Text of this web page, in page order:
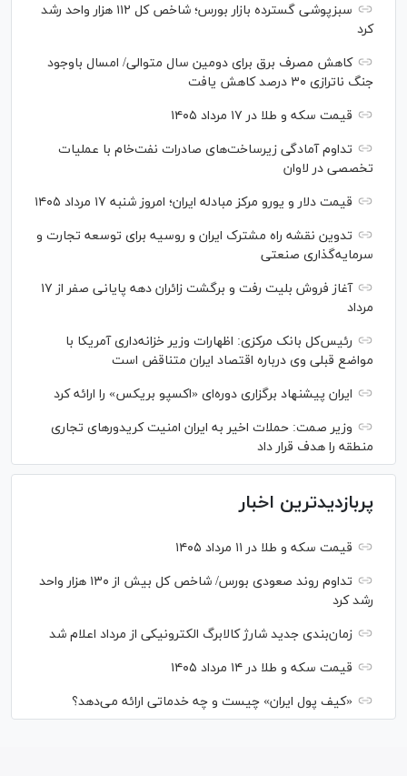
سبزپوشی گسترده بازار بورس؛ شاخص کل ۱۱۲ هزار واحد رشد
کرد
کاهش مصرف برق برای دومین سال متوالی/ امسال باوجود
جنگ ناترازی ۳۰ درصد کاهش یافت
قیمت سکه و طلا در ۱۷ مرداد ۱۴۰۵
تداوم آمادگی زیرساخت‌های صادرات نفت‌خام با عملیات
تخصصی در لاوان
قیمت دلار و یورو مرکز مبادله ایران؛ امروز شنبه ۱۷ مرداد ۱۴۰۵
تدوین نقشه راه مشترک ایران و روسیه برای توسعه تجارت و
سرمایه‌گذاری صنعتی
آغاز فروش بلیت رفت و برگشت زائران دهه پایانی صفر از ۱۷
مرداد
رئیس‌کل بانک مرکزی: اظهارات وزیر خزانه‌داری آمریکا با
مواضع قبلی وی درباره اقتصاد ایران متناقض است
ایران پیشنهاد برگزاری دوره‌ای «اکسپو بریکس» را ارائه کرد
وزیر صمت: حملات اخیر به ایران امنیت کریدورهای تجاری
منطقه را هدف قرار داد
پربازدیدترین اخبار
قیمت سکه و طلا در ۱۱ مرداد ۱۴۰۵
تداوم روند صعودی بورس/ شاخص کل بیش از ۱۳۰ هزار واحد
رشد کرد
زمان‌بندی جدید شارژ کالابرگ الکترونیکی از مرداد اعلام شد
قیمت سکه و طلا در ۱۴ مرداد ۱۴۰۵
«کیف پول ایران» چیست و چه خدماتی ارائه می‌دهد؟